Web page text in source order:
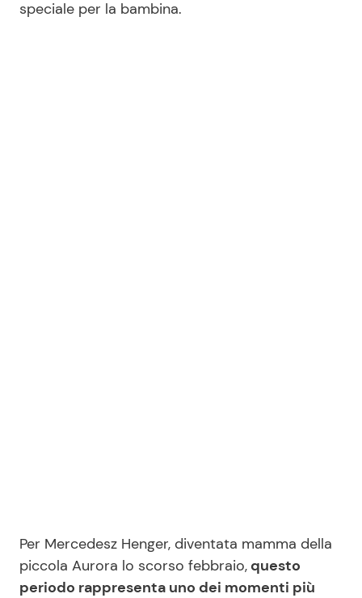
speciale per la bambina.
Per Mercedesz Henger, diventata mamma della
piccola Aurora lo scorso febbraio, questo
periodo rappresenta uno dei momenti più